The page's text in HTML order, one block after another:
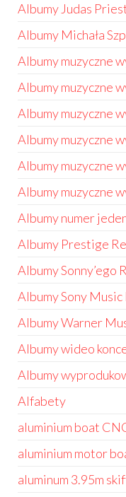
Albumy Judas
Albumy Michała
Albumy muzyczne
Albumy muzyczne
Albumy muzyczne
Albumy muzyczne
Albumy muzyczne
Albumy muzyczne
Albumy numer
Albumy Prestige
Albumy Sonny’ego
Albumy Sony
Albumy Warner
Albumy wideo
Albumy
Alfabety
aluminium boat
aluminium motor
aluminum 3.95m